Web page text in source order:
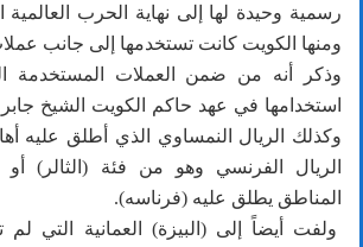
رسمية وحيدة لها إلى نهاية الحرب
ومنها الكويت كانت تستخدمها إلى جانب
وذكر أنه من ضمن العملات المستخدمة
استخدامها في عهد حاكم الكويت الشيخ جابر
وكذلك الريال النمساوي الذي أطلق عليه
الريال الفرنسي وهو من فئة (الثالر)
المناطق يطلق عليه (فرناسه).
ولفت أيضاً إلى (البيزة) العمانية التي